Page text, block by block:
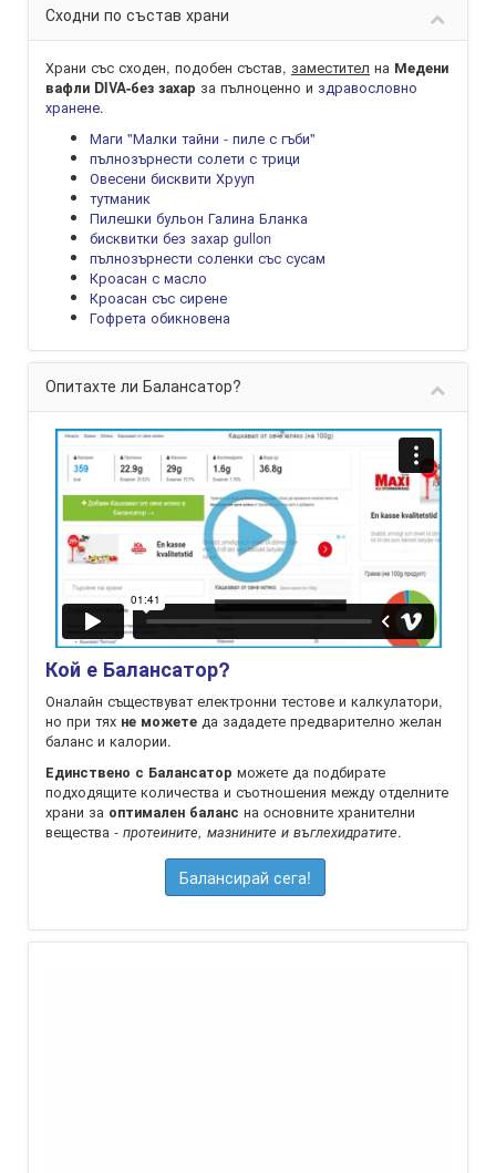
Сходни по състав храни
Храни със сходен, подобен състав, заместител на Медени
вафли DIVA-без захар за пълноценно и здравословно
хранене.
Маги "Малки тайни - пиле с гъби"
пълнозърнести солети с трици
Овесени бисквити Хрууп
тутманик
Пилешки бульон Галина Бланка
бисквитки без захар gullon
пълнозърнести соленки със сусам
Кроасан с масло
Кроасан със сирене
Гофрета обикновена
Опитахте ли Балансатор?
Кой е Балансатор?
Оналайн съществуват електронни тестове и калкулатори,
но при тях не можете да зададете предварително желан
баланс и калории.
Единствено с Балансатор можете да подбирате
подходящите количества и съотношения между отделните
храни за оптимален баланс на oсновните хранителни
вещества - протеините, мазнините и въглехидратите.
Балансирай сега!